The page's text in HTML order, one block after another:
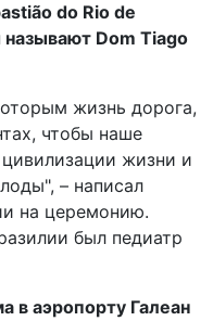
do Rio de
Dom Tiago
жизнь дорога,
чтобы наше
жизни и
– написал
на церемонию.
был педиатр
в аэропорту Галеан